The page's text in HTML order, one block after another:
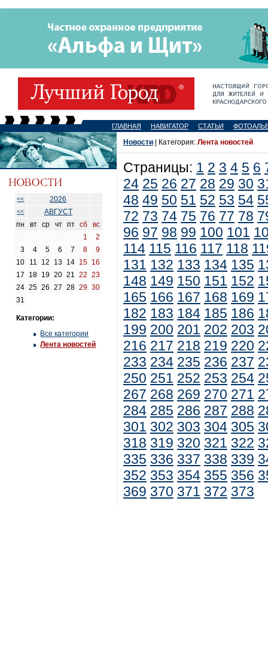
ГЛАВНАЯ НАВИГАТОР СТАТЬИ
<< 2026
<<
АВГУСТ
пн
вт ср чт пт сб
вс
1
2
3
4 5 6 7 8
9
10
11 12 13 14 15 16
17
18 19 20 21 22
23
24 25 26 27 28 29 30
31
Категории:
Все категории
Лента новостей
Новости | Категория: Лента новостей
Страницы: 1 2 3 4 5 6
24 25 26 27 28 29 30
48 49 50 51 52 53 54
72 73 74 75 76 77 78
96 97 98 99 100 101
114 115 116 117 118
131 132 133 134 135
148 149 150 151 152
165 166 167 168 169
182 183 184 185 186
199 200 201 202 203
216 217 218 219 220
233 234 235 236 237
250 251 252 253 254
267 268 269 270 271
284 285 286 287 288
301 302 303 304 305
318 319 320 321 322
335 336 337 338 339
352 353 354 355 356
369 370 371 372 373